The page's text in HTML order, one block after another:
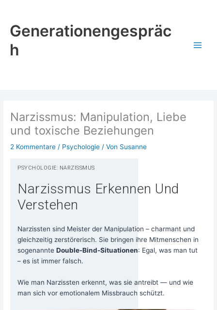
springen
Generationengespräc
h
Narzissmus: Manipulation, Liebe
und toxische Beziehungen
2 Kommentare / Psychologie / Von Susanne
PSY­CHO­LO­GIE: NARZISSMUS
Narzissmus Erkennen Und
Verstehen
Nar­ziss­ten sind Meis­ter der Mani­pu­la­ti­on – char­mant und
gleich­zei­tig zer­stö­re­risch. Sie brin­gen ihre Mit­men­schen in
soge­nann­teDou­ble-Bind-Situa­tio­nen: Egal, was man tut
– es ist immer falsch.
Wie man Nar­ziss­ten erkennt, was sie antreibt — und wie
man sich vor emo­tio­na­lem Miss­brauch schützt.